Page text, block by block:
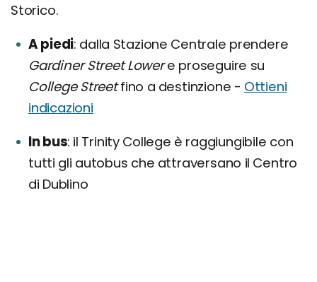
Storico.
A piedi dalla Stazione Centrale prendere
Gardiner Street Lowere proseguire su
College Streetfino a destinzione - Ottieni
indicazioni
In bus il Trinity College è raggiungibile con
tutti gli autobus che attraversano il Centro
di Dublino